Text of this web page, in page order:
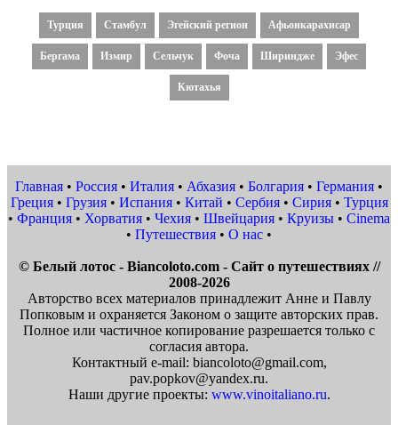
Турция Стамбул Эгейский регион Афьонкарахисар
Бергама Измир Сельчук Фоча Шириндже Эфес
Кютахья
Главная • Россия • Италия • Абхазия • Болгария • Германия •
Греция• Грузия• Испания• Китай • Сербия• Сирия• Турция
• Франция • Хорватия • Чехия • Швейцария • Круизы • Cinema
• Путешествия • О нас •
© Белый лотос - Biancoloto.com - Сайт о путешествиях //
2008-2026
Авторство всех материалов принадлежит Анне и Павлу
Попковым и охраняется Законом о защите авторских прав.
Полное или частичное копирование разрешается только с
согласия автора.
Контактный e-mail: biancoloto@gmail.com,
pav.popkov@yandex.ru.
Наши другие проекты: www.vinoitaliano.ru.